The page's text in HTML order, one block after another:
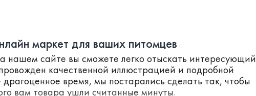
маркет для ваших питомцев
нашем сайте вы сможете легко отыскать интересующий
качественной иллюстрацией и подробной
время, мы постарались сделать так, чтобы
вам товара ушли считанные минуты.